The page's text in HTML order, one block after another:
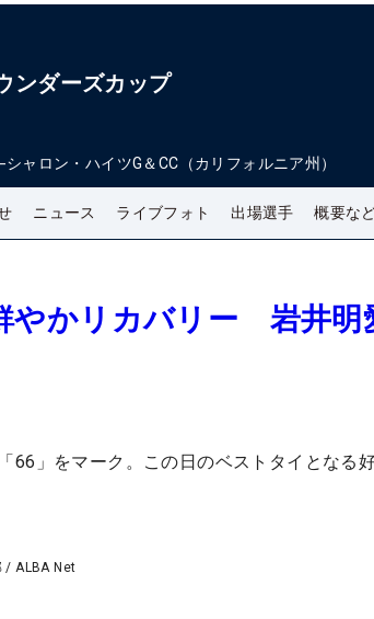
ンダーズカップ
シャロン・ハイツG＆CC（カリフォルニア州）
ニュース ライブフォト 出場選手 概要な
やかリカバリー 岩井明
66」をマーク。この日のベストタイとなる
/ALBA Net